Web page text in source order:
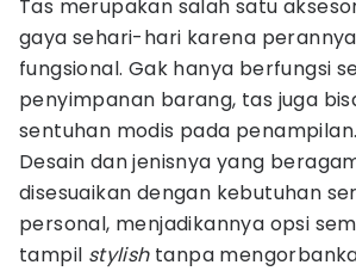
Tas merupakan salah satu
gaya sehari-hari karena
fungsional. Gak hanya berfungsi
penyimpanan barang, tas juga
sentuhan modis pada penampilan.
Desain dan jenisnya yang
disesuaikan dengan kebutuhan
personal, menjadikannya opsi
tampil stylishtanpa